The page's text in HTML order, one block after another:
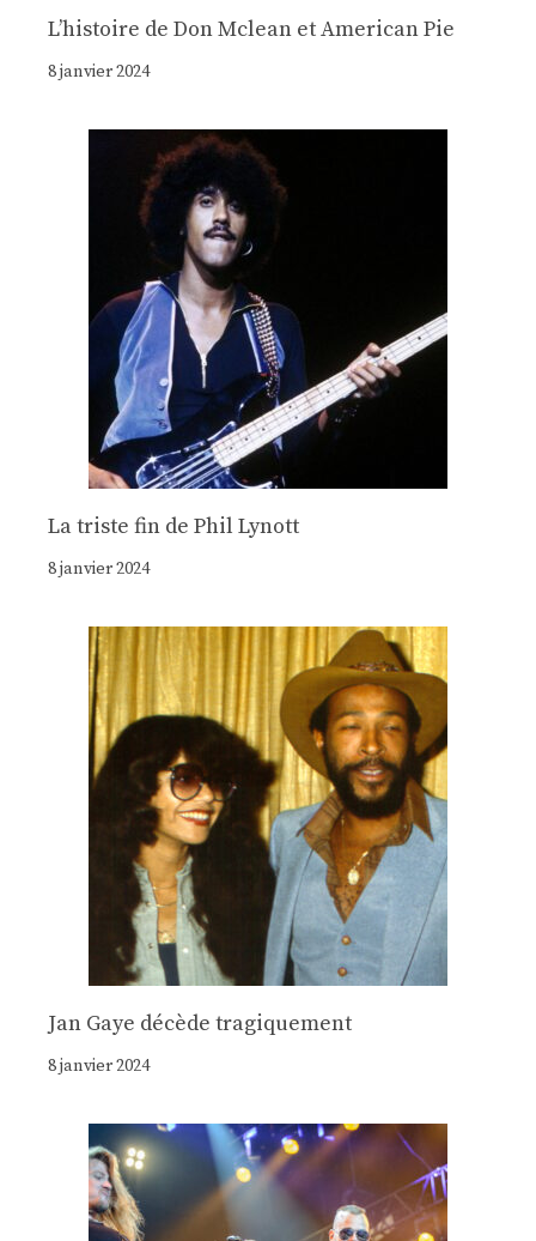
Lʼhistoire de Don Mclean et American Pie
8 janvier 2024
La triste fin de Phil Lynott
8 janvier 2024
Jan Gaye décède tragiquement
8 janvier 2024